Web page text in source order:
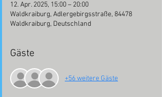
12. Apr. 2025, 15:00 – 20:00
Waldkraiburg, Adlergebirgsstraße, 84478
Waldkraiburg, Deutschland
Gäste
+56 weitere Gäste